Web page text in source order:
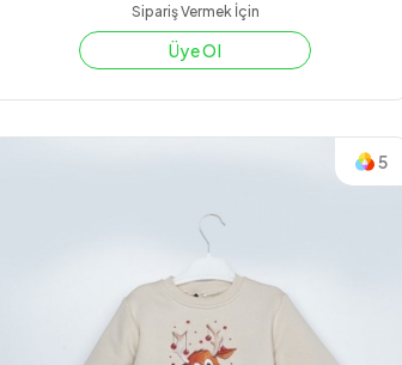
Sipariş Vermek İçin
Üye Ol
5